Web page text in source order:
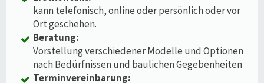
kann telefonisch, online oder persönlich oder vor
Ort geschehen.
Beratung:
Vorstellung verschiedener Modelle und Optionen
nach Bedürfnissen und baulichen Gegebenheiten
Terminvereinbarung: